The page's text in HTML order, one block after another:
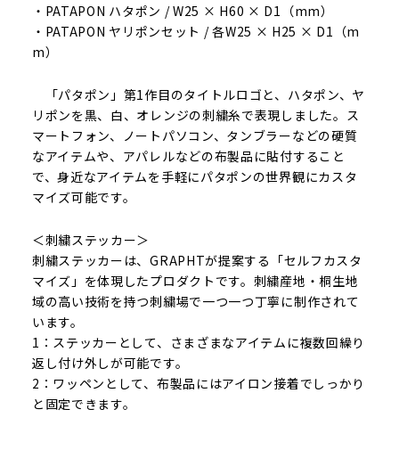
・PATAPON ハタポン / W25 × H60 × D1（mm）
・PATAPON ヤリポンセット / 各W25 × H25 × D1（m
m）
「パタポン」第1作目のタイトルロゴと、ハタポン、ヤ
リポンを黒、白、オレンジの刺繍糸で表現しました。ス
マートフォン、ノートパソコン、タンブラーなどの硬質
なアイテムや、アパレルなどの布製品に貼付すること
で、身近なアイテムを手軽にパタポンの世界観にカスタ
マイズ可能です。
＜刺繍ステッカー＞
刺繍ステッカーは、GRAPHTが提案する「セルフカスタ
マイズ」を体現したプロダクトです。刺繍産地・桐生地
域の高い技術を持つ刺繍場で一つ一つ丁寧に制作されて
います。
1：ステッカーとして、さまざまなアイテムに複数回繰り
返し付け外しが可能です。
2：ワッペンとして、布製品にはアイロン接着でしっかり
と固定できます。